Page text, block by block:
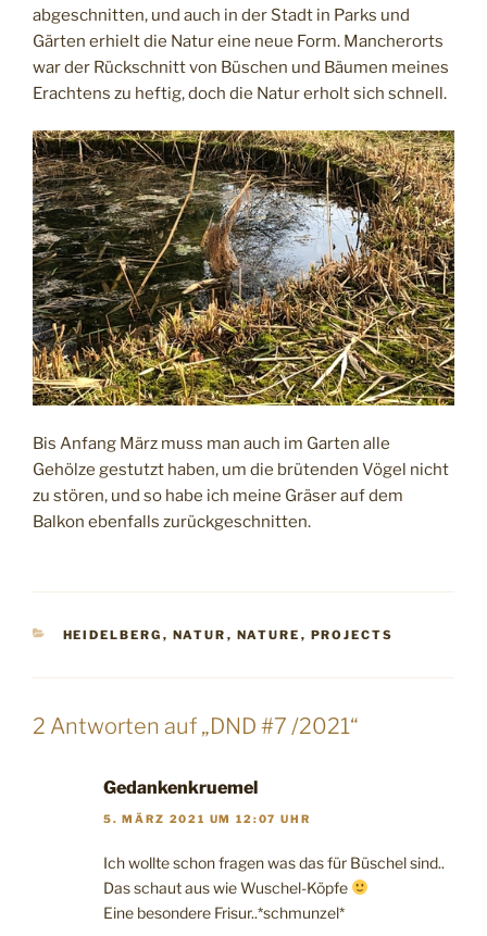
abgeschnitten, und auch in der Stadt in Parks und
Gärten erhielt die Natur eine neue Form. Mancherorts
war der Rückschnitt von Büschen und Bäumen meines
Erachtens zu heftig, doch die Natur erholt sich schnell.
Bis Anfang März muss man auch im Garten alle
Gehölze gestutzt haben, um die brütenden Vögel nicht
zu stören, und so habe ich meine Gräser auf dem
Balkon ebenfalls zurückgeschnitten.
KATEGORIEN
HEIDELBERG , NATUR , NATURE , PROJECTS
2 Antworten auf „DND #7 /2021“
Gedankenkruemel
5. MÄRZ 2021 UM 12:07 UHR
Ich wollte schon fragen was das für Büschel sind..
Das schaut aus wie Wuschel-Köpfe
Eine besondere Frisur..*schmunzel*